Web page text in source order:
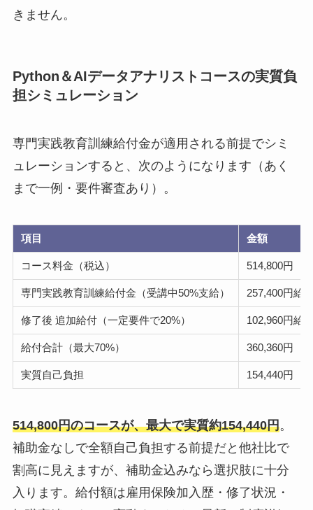
きません。
Python＆AIデータアナリストコースの実質負
担シミュレーション
専門実践教育訓練給付金が適用される前提でシミ
ュレーションすると、次のようになります（あく
まで一例・要件審査あり）。
項目 金額
コース料金（税込） 514,800円
専門実践教育訓練給付金（受講中50%支給） 257,400円給
修了後 追加給付（一定要件で20%） 102,960円給
給付合計（最大70%） 360,360円
実質自己負担 154,440円
514,800円のコースが、最大で実質約154,440円。
補助金なしで全額自己負担する前提だと他社比で
割高に見えますが、補助金込みなら選択肢に十分
入ります。給付額は雇用保険加入歴・修了状況・